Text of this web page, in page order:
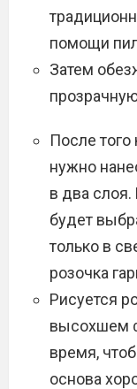
помощи
Затем
После
нужно
в два слоя.
будет
только в
розочка
Рисуется
высохшем
время,
основа